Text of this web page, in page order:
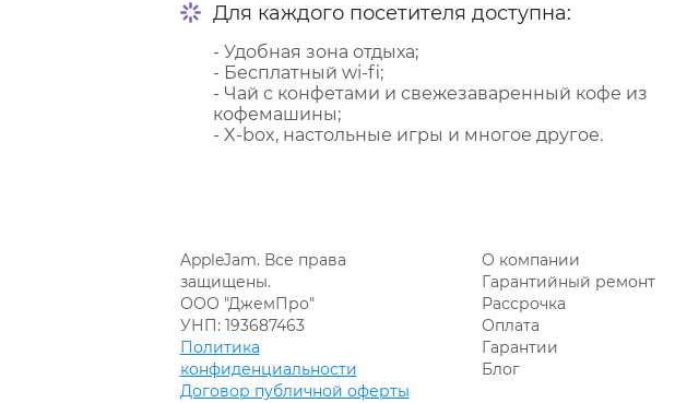
Для каждого посетителя доступна:
- Удобная зона отдыха;
- Бесплатный wi-fi;
- Чай с конфетами и свежезаваренный кофе из
кофемашины;
- X-box, настольные игры и многое другое.
AppleJam. Все права
защищены.
ООО "ДжемПро"
УНП: 193687463
Политика
конфиденциальности
Договор публичной оферты
О компании
Гарантийный ремонт
Рассрочка
Оплата
Гарантии
Блог